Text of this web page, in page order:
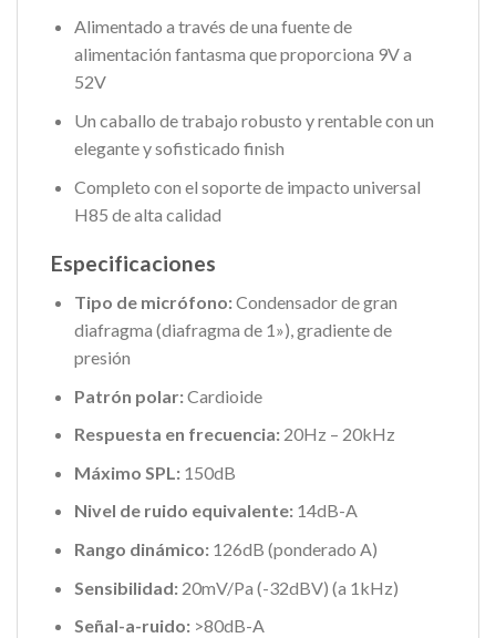
Alimentado a través de una fuente de
alimentación fantasma que proporciona 9V a
52V
Un caballo de trabajo robusto y rentable con un
elegante y sofisticado finish
Completo con el soporte de impacto universal
H85 de alta calidad
Especificaciones
Tipo de micrófono:Condensador de gran
diafragma (diafragma de 1»), gradiente de
presión
Patrón polar:Cardioide
Respuesta en frecuencia:20Hz – 20kHz
Máximo SPL:150dB
Nivel de ruido equivalente:14dB-A
Rango dinámico:126dB (ponderado A)
Sensibilidad:20mV/Pa (-32dBV) (a 1kHz)
Señal-a-ruido: >80dB-A